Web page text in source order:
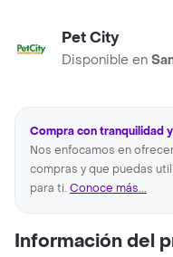
Pet City
Disponible en
Compra con tranquilidad
Nos enfocamos en
compras y que puedas
para ti. Conoce más...
Información del